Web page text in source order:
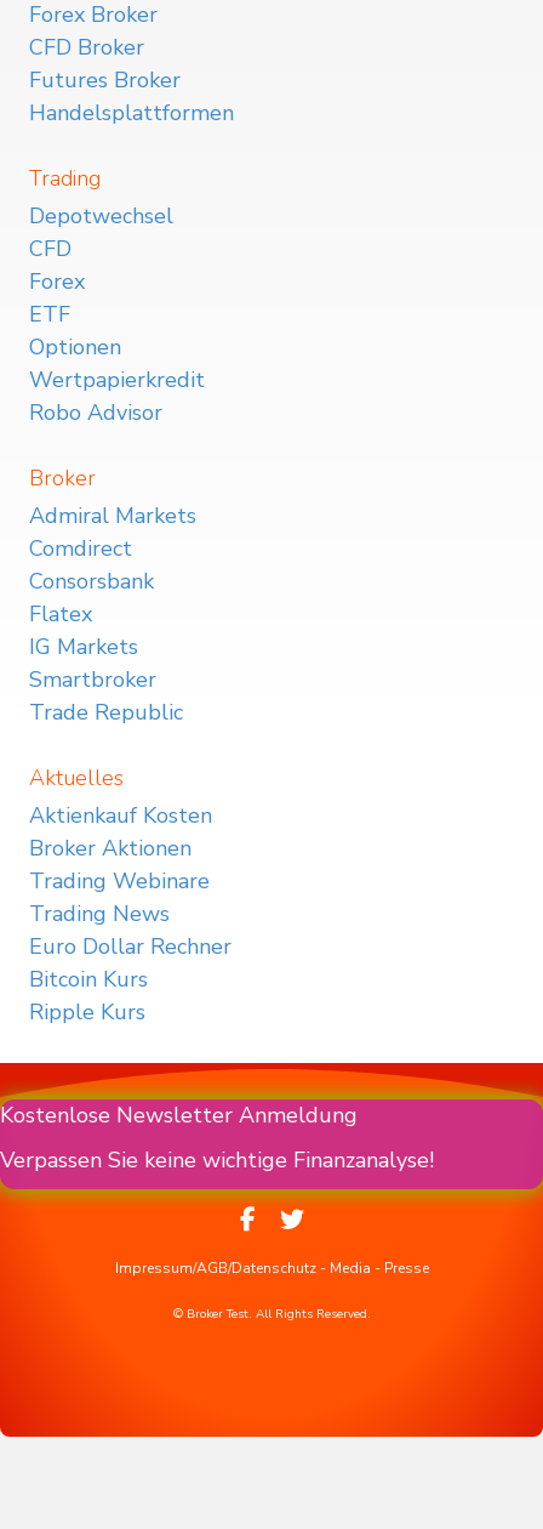
Forex Broker
CFD Broker
Futures Broker
Handelsplattformen
Trading
Depotwechsel
CFD
Forex
ETF
Optionen
Wertpapierkredit
Robo Advisor
Broker
Admiral Markets
Comdirect
Consorsbank
Flatex
IG Markets
Smartbroker
Trade Republic
Aktuelles
Aktienkauf Kosten
Broker Aktionen
Trading Webinare
Trading News
Euro Dollar Rechner
Bitcoin Kurs
Ripple Kurs
Kostenlose Newsletter Anmeldung
Verpassen Sie keine wichtige Finanzanalyse!
Impressum/AGB/Datenschutz- Media - Presse
© Broker Test. All Rights Reserved.